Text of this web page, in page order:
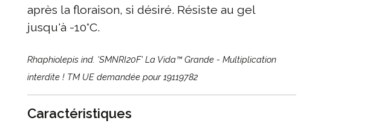
après la floraison, si désiré. Résiste au gel
jusqu'à -10°C.
Rhaphiolepis ind. 'SMNRI20F' La Vida™ Grande - Multiplication
interdite ! TM UE demandée pour 19119782
Caractéristiques